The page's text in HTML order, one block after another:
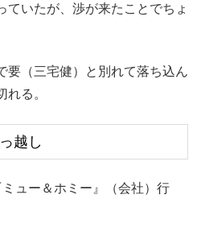
ていたが、渉が来たことでちょ
要（三宅健）と別れて落ち込ん
る。
越し
ュー＆ホミー』（会社）行